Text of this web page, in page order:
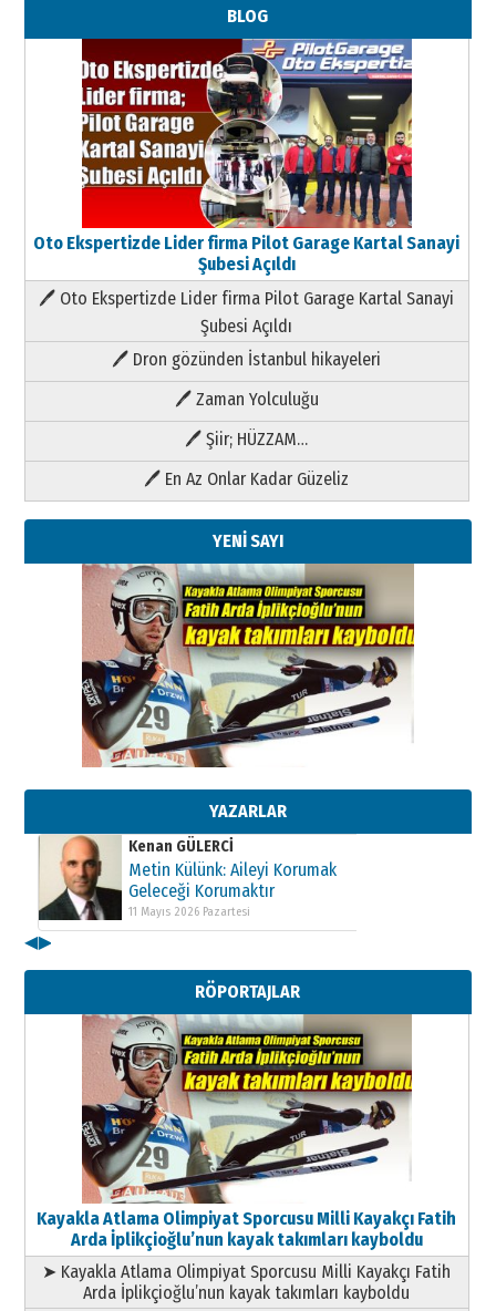
BLOG
Oto Ekspertizde Lider firma Pilot Garage Kartal Sanayi
Şubesi Açıldı
🖊 Oto Ekspertizde Lider firma Pilot Garage Kartal Sanayi
Şubesi Açıldı
🖊 Dron gözünden İstanbul hikayeleri
🖊 Zaman Yolculuğu
🖊 Şiir; HÜZZAM…
🖊 En Az Onlar Kadar Güzeliz
YENİ SAYI
YAZARLAR
Kenan GÜLERCİ
Metin Külünk: Aileyi Korumak
11 Mayıs 2026 Pazartesi
Kenan GÜLERCİ
Metin Külünk: Aileyi Korumak
Geleceği Korumaktır
11 Mayıs 2026 Pazartesi
Metin Külünk: Aileyi Korumak
Geleceği Korumaktır
11 Mayıs 2026 Pazartesi
◀▶
RÖPORTAJLAR
Kayakla Atlama Olimpiyat Sporcusu Milli Kayakçı Fatih
Arda İplikçioğlu’nun kayak takımları kayboldu
➤ Kayakla Atlama Olimpiyat Sporcusu Milli Kayakçı Fatih
Arda İplikçioğlu’nun kayak takımları kayboldu